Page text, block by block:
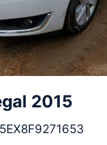
2015